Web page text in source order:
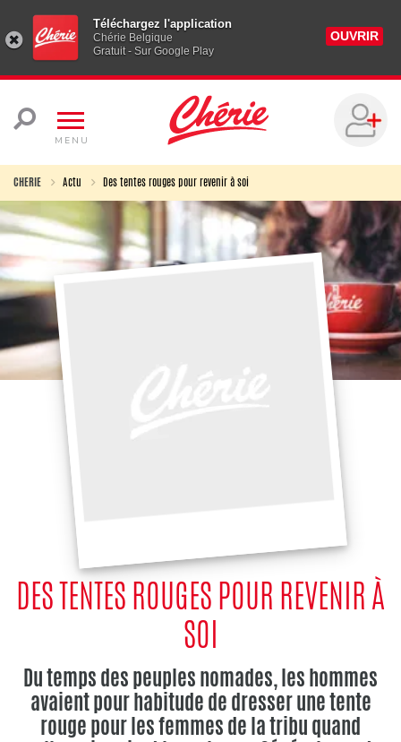
Téléchargez l'application
Chérie Belgique
Gratuit - Sur Google Play
OUVRIR
MENU
CHERIE Actu Des tentes rouges pour revenir à soi
DES TENTES ROUGES POUR REVENIR À
SOI
Du temps des peuples nomades, les hommes
avaient pour habitude de dresser une tente
rouge pour les femmes de la tribu quand